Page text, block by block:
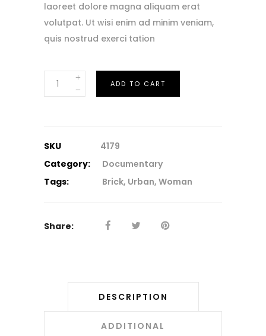
laoreet dolore magna aliquam erat
volutpat. Ut wisi enim ad minim veniam,
quis nostrud exerci tation
Stairs
quantity
ADD TO CART
SKU
4179
Category:
Documentary
Tags:
Brick, Urban, Woman
Share:
DESCRIPTION
ADDITIONAL